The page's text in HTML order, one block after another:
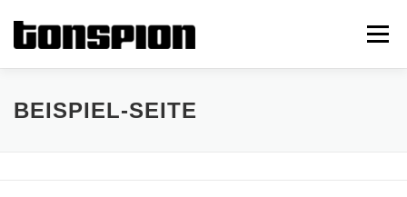
Inhalt
springen
Menü
PROMOPAKETE KOOPERATIONEN
BEISPIEL-SEITE